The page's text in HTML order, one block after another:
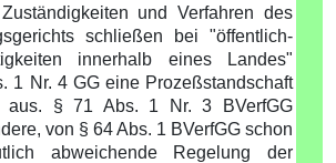
und Verfahren des
schließen bei "öffentlich-
innerhalb eines Landes"
1 Nr. 4 GG eine Prozeßstandschaft
aus. § 71 Abs. 1 Nr. 3 BVerfGG
von § 64 Abs. 1 BVerfGG schon
abweichende Regelung der